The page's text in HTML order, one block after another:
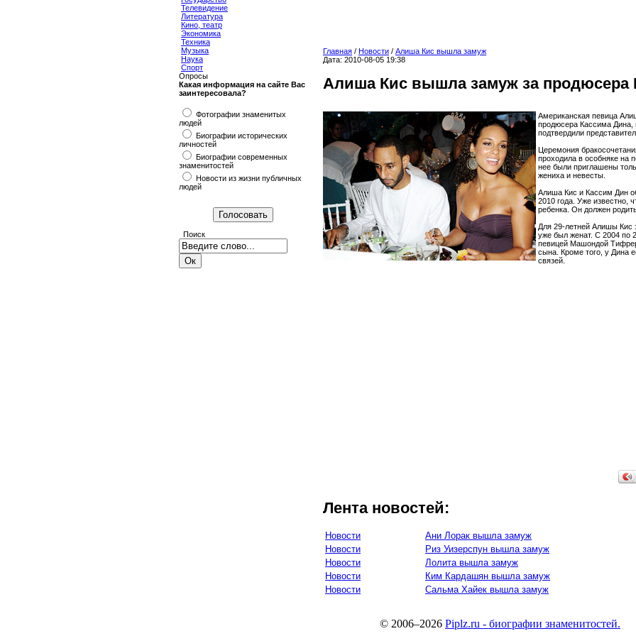
Телевидение
Литература
Кино, театр
Экономика
Техника
Музыка
Наука
Спорт
Опросы
Какая информация на сайте Вас
заинтересовала?
Фотографии знаменитых
людей
Биографии исторических
личностей
Биографии современных
знаменитостей
Новости из жизни публичных
людей
Поиск
Главная / Новости / Алиша Кис вышла замуж
Дата: 2010-08-05 19:38
Алиша Кис вышла замуж за продюсера
Американская певица
продюсера Кассима Дина,
подтвердили
Церемония
проходила в особняке на
нее были приглашены
жениха и невесты.
Алиша Кис и Кассим Дин
2010 года. Уже известно,
ребенка. Он должен
Для 29-летней Алишы Кис
уже был женат. С 2004 по
певицей Машондой
сына. Кроме того, у Дина
связей.
Лента новостей:
Новости
Ани Лорак вышла замуж
Новости
Риз Уизерспун вышла замуж
Новости
Лолита вышла замуж
Новости
Ким Кардашян вышла замуж
Новости
Сальма Хайек вышла замуж
© 2006–2026 Piplz.ru - биографии знаменитостей.